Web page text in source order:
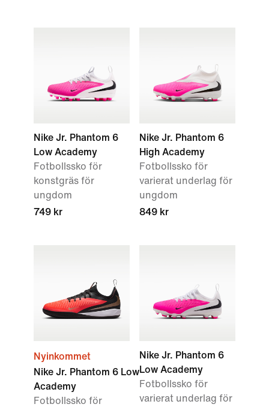
Nike Jr. Phantom 6
Low Academy
Fotbollssko för
konstgräs för
ungdom
749 kr
Nike Jr. Phantom 6
High Academy
Fotbollssko för
varierat underlag för
ungdom
849 kr
Nyinkommet
Nike Jr. Phantom 6 Low
Academy
Fotbollssko för
Nike Jr. Phantom 6
Low Academy
Fotbollssko för
varierat underlag för